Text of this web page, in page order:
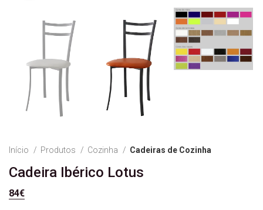
Início Produtos Cozinha Cadeiras de Cozinha
Cadeira Ibérico Lotus
84€